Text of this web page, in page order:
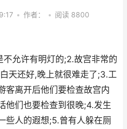
• 作者： • 阅读 8800
不允许有明灯的;2.故宫非常的
天还好,晚上就很难走了;3.工
客离开后他们要检查故宫内
他们也要检查到很晚;4.发生
些人的遐想;5.曾有人躲在厕